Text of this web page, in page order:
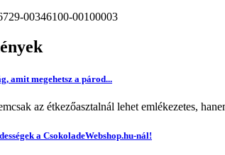
00346100-00100003
amit megehetsz a párod...
az étkezőasztalnál lehet emlékezetes,
a CsokoladeWebshop.hu-nál!